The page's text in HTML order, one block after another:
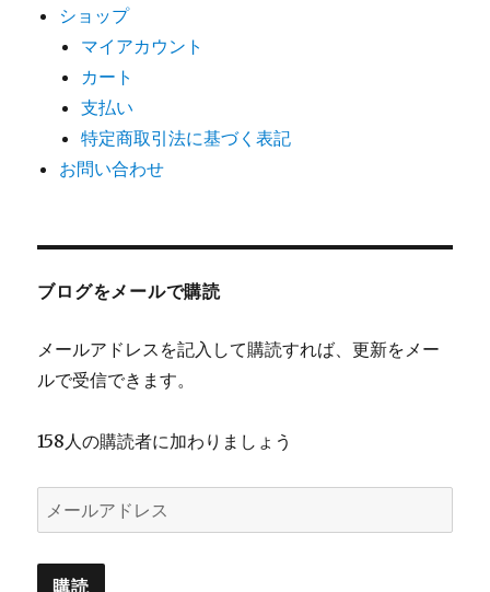
ショップ
マイアカウント
カート
支払い
特定商取引法に基づく表記
お問い合わせ
ブログをメールで購読
メールアドレスを記入して購読すれば、更新をメー
ルで受信できます。
158人の購読者に加わりましょう
ー
ル
購読